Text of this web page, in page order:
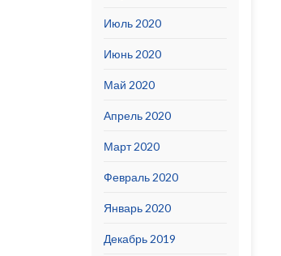
Июль 2020
Июнь 2020
Май 2020
Апрель 2020
Март 2020
Февраль 2020
Январь 2020
Декабрь 2019